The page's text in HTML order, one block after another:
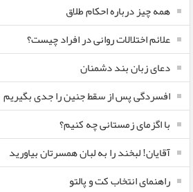
همه چیز درباره احکام طلاق
علائم اختلالات روانی در افراد چیست؟
دعای زبان بند دشمنان
افسردگی پس از سقط جنین را جدی بگیریم
با اگزمای زمستانی چه کنیم؟
آقایان! لبخند را به لبان همسرتان بیاورید
راهنمای انتخاب کت و پالتو